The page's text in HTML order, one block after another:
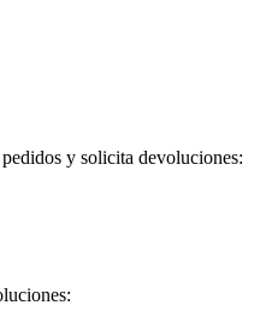
y solicita devoluciones: